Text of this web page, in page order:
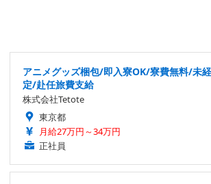
アニメグッズ梱包/即入寮OK/寮費無料/未
定/赴任旅費支給
株式会社Tetote
東京都
月給27万円～34万円
正社員